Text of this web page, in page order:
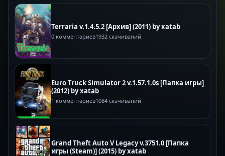
Terraria v.1.4.5.2 [Архив] (2011) by xatab
0 комментариев1932 скачиваний
Euro Truck Simulator 2 v.1.57.1.0s [Папка игры]
(2012) by xatab
1 комментариев1084 скачиваний
Grand Theft Auto V Legacy v.3751.0 [Папка
игры (Steam)] (2015) by xatab